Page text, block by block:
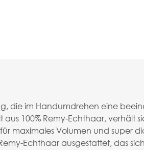
die im Handumdrehen eine
100% Remy-Echthaar, verhält
maximales Volumen und super
Echthaar ausgestattet, das